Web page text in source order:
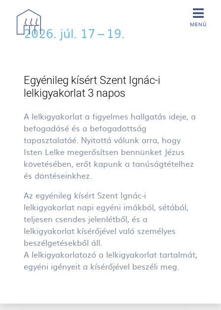
2026. júl. 17 – 19.
Egyénileg kísért Szent Ignác-i
lelkigyakorlat 3 napos
A lelkigyakorlat a figyelmes hallgatás ideje, a
befogadásé és a befogadottság
tapasztalatáé. Nyitottá válunk arra, hogy
Isten Lelke megerősítsen bennünket Jézus
követésében, erőt kapunk a tanúságtételhez
és döntéseinkhez.
Az egyénileg kísért Szent Ignác-i
lelkigyakorlat napi egyéni imákból, sétából,
teljesen csendes jelenlétből, és a
lelkigyakorlat kísérőjével való személyes
beszélgetésekből áll.
A lelkigyakorlatozó a lelkigyakorlat tartalmát,
egyéni igényeit a kísérőjével beszéli meg.